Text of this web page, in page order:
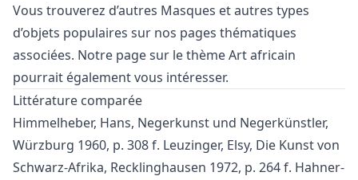
Vous trouverez d’autres Masques etautres types
d’objets populaires sur nos pages thématiques
associées. Notre page sur le thèmeArt africain
pourrait également vous intéresser.
Littérature comparée
Himmelheber, Hans, Negerkunst und Negerkünstler,
Würzburg 1960, p. 308 f. Leuzinger, Elsy, Die Kunst von
Schwarz-Afrika, Recklinghausen 1972, p. 264 f. Hahner-